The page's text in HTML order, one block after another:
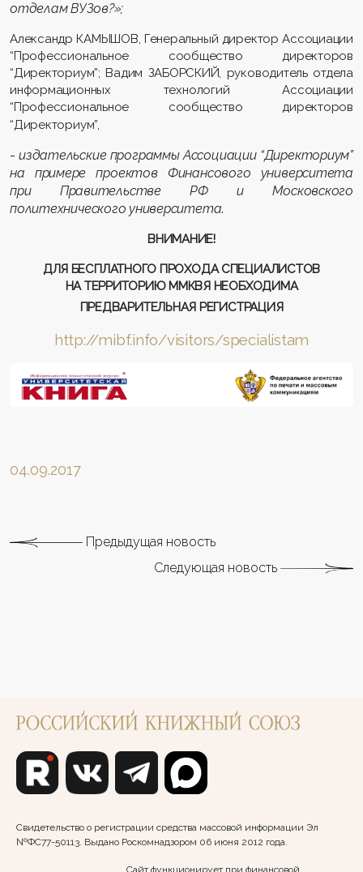
отделам ВУЗов?»;
Александр КАМЫШОВ, Генеральный директор Ассоциации
“Профессиональное сообщество директоров
“Директориум”; Вадим ЗАБОРСКИЙ, руководитель отдела
информационных технологий Ассоциации
“Профессиональное сообщество директоров
“Директориум”,
-издательские программы Ассоциации “Директориум”
на примере проектов Финансового университета
при Правительстве РФ и Московского
политехнического университета.
ВНИМАНИЕ!
ДЛЯ БЕСПЛАТНОГО ПРОХОДА СПЕЦИАЛИСТОВ
НА ТЕРРИТОРИЮ ММКВЯ НЕОБХОДИМА
ПРЕДВАРИТЕЛЬНАЯ РЕГИСТРАЦИЯ
http://mibf.info/visitors/specialistam
04.09.2017
Предыдущая новость
Следующая новость
Свидетельство о регистрации средства массовой информации Эл
№ФС77-50113. Выдано Роскомнадзором 06 июня 2012 года.